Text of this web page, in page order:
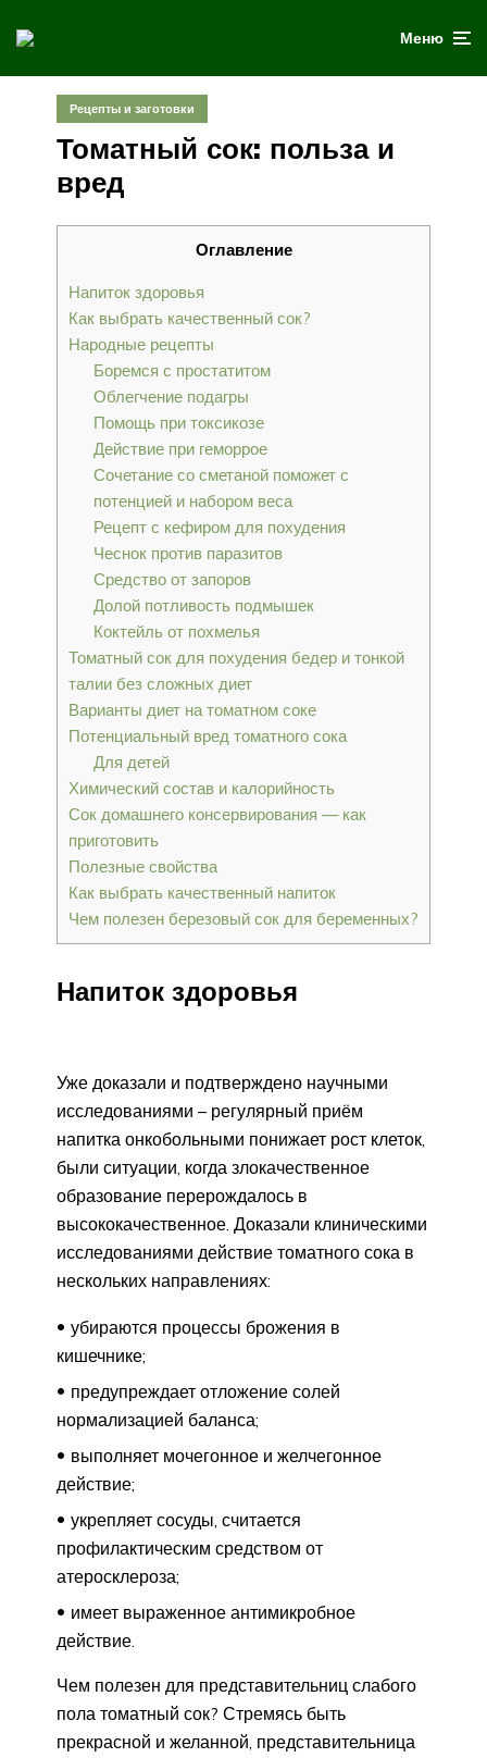
Меню
Рецепты и заготовки
Томатный сок: польза и
вред
Оглавление
Напиток здоровья
Как выбрать качественный сок?
Народные рецепты
Боремся с простатитом
Облегчение подагры
Помощь при токсикозе
Действие при геморрое
Сочетание со сметаной поможет с
потенцией и набором веса
Рецепт с кефиром для похудения
Чеснок против паразитов
Средство от запоров
Долой потливость подмышек
Коктейль от похмелья
Томатный сок для похудения бедер и тонкой
талии без сложных диет
Варианты диет на томатном соке
Потенциальный вред томатного сока
Для детей
Химический состав и калорийность
Сок домашнего консервирования — как
приготовить
Полезные свойства
Как выбрать качественный напиток
Чем полезен березовый сок для беременных?
Напиток здоровья
Уже доказали и подтверждено научными
исследованиями – регулярный приём
напитка онкобольными понижает рост клеток,
были ситуации, когда злокачественное
образование перерождалось в
высококачественное. Доказали клиническими
исследованиями действие томатного сока в
нескольких направлениях:
убираются процессы брожения в
кишечнике;
предупреждает отложение солей
нормализацией баланса;
выполняет мочегонное и желчегонное
действие;
укрепляет сосуды, считается
профилактическим средством от
атеросклероза;
имеет выраженное антимикробное
действие.
Чем полезен для представительниц слабого
пола томатный сок? Стремясь быть
прекрасной и желанной, представительница